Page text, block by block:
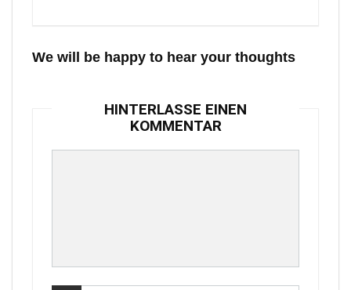
We will be happy to hear your thoughts
HINTERLASSE EINEN
KOMMENTAR